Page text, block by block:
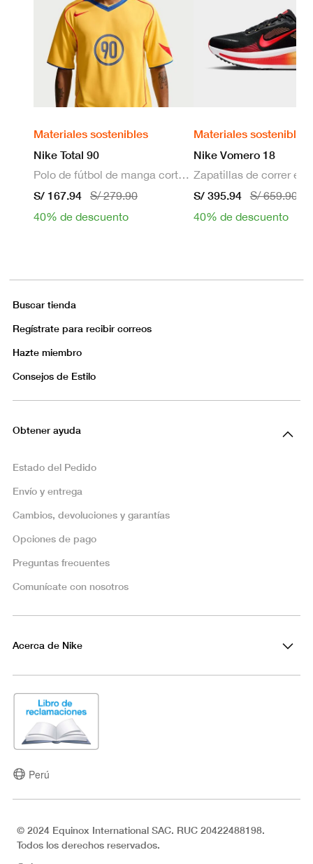
Materiales sostenibles
Nike Total 90
Polo de fútbol de manga corta Dri-FIT para hombre
S/ 167.94
S/ 279.90
40% de descuento
Materiales sostenibles
Nike Vomero 18
S/ 395.94
S/ 659.90
40% de descuento
Buscar tienda
Regístrate para recibir correos
Hazte miembro
Consejos de Estilo
Obtener ayuda
Estado del Pedido
Envío y entrega
Cambios, devoluciones y garantías
Opciones de pago
Preguntas frecuentes
Comunícate con nosotros
Acerca de Nike
Perú
© 2024 Equinox International SAC. RUC 20422488198.
Todos los derechos reservados.